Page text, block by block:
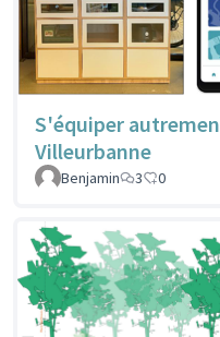
S'équiper
Villeurbanne
Benjamin
3 0